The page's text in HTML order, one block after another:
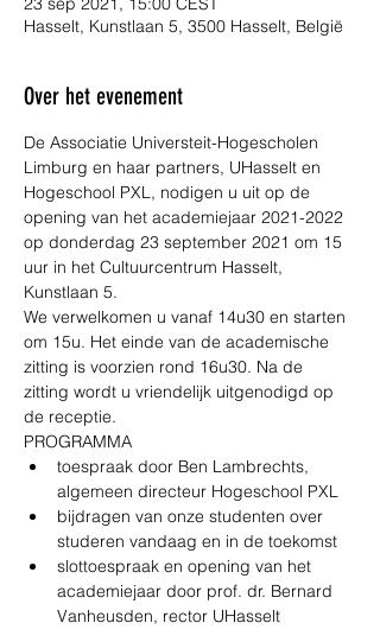
Hasselt, Kunstlaan 5, 3500 Hasselt, België
Over het evenement
De Associatie Universteit-Hogescholen
Limburg en haar partners, UHasselt en
Hogeschool PXL, nodigen u uit op de
opening van het academiejaar 2021-2022
op donderdag 23 september 2021 om 15
uur in het Cultuurcentrum Hasselt,
Kunstlaan 5.
We verwelkomen u vanaf 14u30 en starten
om 15u. Het einde van de academische
zitting is voorzien rond 16u30. Na de
zitting wordt u vriendelijk uitgenodigd op
de receptie.
PROGRAMMA
toespraak door Ben Lambrechts,
algemeen directeur Hogeschool PXL
bijdragen van onze studenten over
studeren vandaag en in de toekomst
slottoespraak en opening van het
academiejaar door prof. dr. Bernard
Vanheusden, rector UHasselt